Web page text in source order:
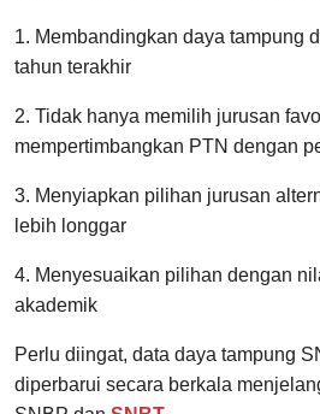
1. Membandingkan daya tampung
tahun terakhir
2. Tidak hanya memilih jurusan
mempertimbangkan PTN dengan
3. Menyiapkan pilihan jurusan
lebih longgar
4. Menyesuaikan pilihan dengan
akademik
Perlu diingat, data daya tampung
diperbarui secara berkala